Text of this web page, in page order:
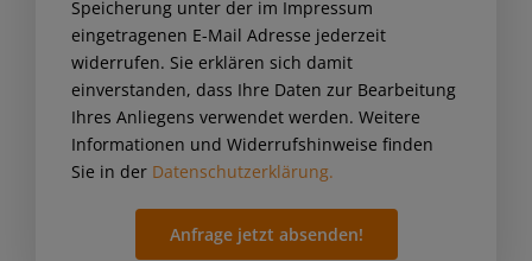
Speicherung unter der im Impressum
eingetragenen E-Mail Adresse jederzeit
widerrufen. Sie erklären sich damit
einverstanden, dass Ihre Daten zur Bearbeitung
Ihres Anliegens verwendet werden. Weitere
Informationen und Widerrufshinweise finden
Sie in der Datenschutzerklärung.